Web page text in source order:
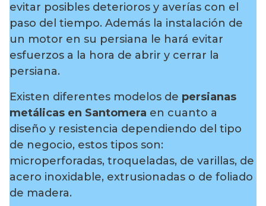
evitar posibles deterioros y averías con el
paso del tiempo. Además la instalación de
un motor en su persiana le hará evitar
esfuerzos a la hora de abrir y cerrar la
persiana.
Existen diferentes modelos de persianas
metálicas en Santomera en cuanto a
diseño y resistencia dependiendo del tipo
de negocio, estos tipos son:
microperforadas, troqueladas, de varillas, de
acero inoxidable, extrusionadas o de foliado
de madera.